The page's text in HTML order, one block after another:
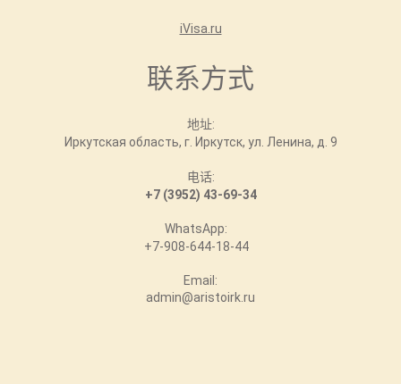
iVisa.ru
联系方式
地址:
Иркутская область, г. Иркутск, ул. Ленина, д. 9
电话:
+7 (3952) 43-69-34
WhatsApp:
+7-908-644-18-44
Email:
admin@aristoirk.ru